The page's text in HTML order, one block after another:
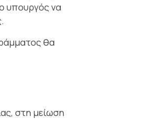
υπουργός να
θα
στη μείωση